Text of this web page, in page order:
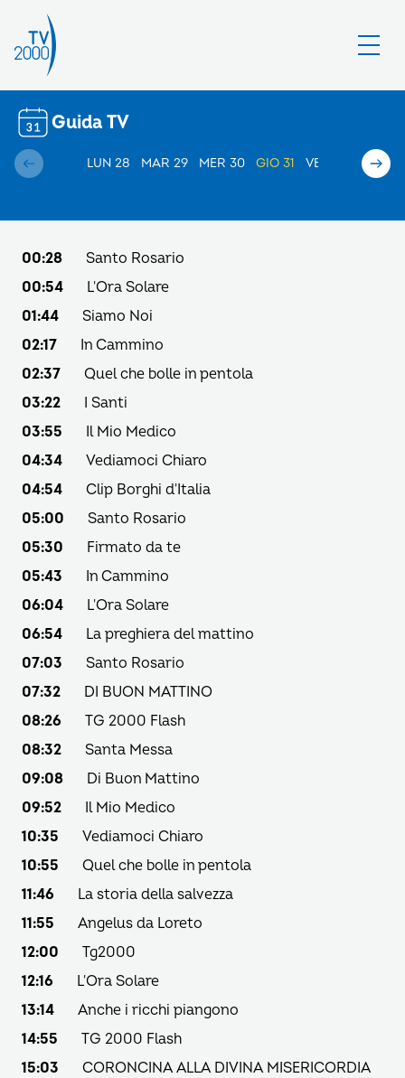
Guida TV
LUN 28 MAR 29 MER 30 GIO 31 VEN 01 SAB 02
00:28
Santo Rosario
00:54
L'Ora Solare
01:44
Siamo Noi
02:17
In Cammino
02:37
Quel che bolle in pentola
03:22
I Santi
03:55
Il Mio Medico
04:34
Vediamoci Chiaro
04:54
Clip Borghi d'Italia
05:00
Santo Rosario
05:30
Firmato da te
05:43
In Cammino
06:04
L'Ora Solare
06:54
La preghiera del mattino
07:03
Santo Rosario
07:32
DI BUON MATTINO
08:26
TG 2000 Flash
08:32
Santa Messa
09:08
Di Buon Mattino
09:52
Il Mio Medico
10:35
Vediamoci Chiaro
10:55
Quel che bolle in pentola
11:46
La storia della salvezza
11:55
Angelus da Loreto
12:00
Tg2000
12:16
L'Ora Solare
13:14
Anche i ricchi piangono
14:55
TG 2000 Flash
15:03
CORONCINA ALLA DIVINA MISERICORDIA